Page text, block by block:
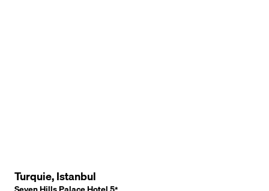
Turquie, Istanbul